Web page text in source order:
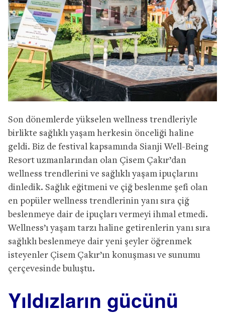
Son dönemlerde yükselen wellness trendleriyle
birlikte sağlıklı yaşam herkesin önceliği haline
geldi. Biz de festival kapsamında Sianji Well-Being
Resort uzmanlarından olan Çisem Çakır’dan
wellness trendlerini ve sağlıklı yaşam ipuçlarını
dinledik. Sağlık eğitmeni ve çiğ beslenme şefi olan
en popüler wellness trendlerinin yanı sıra çiğ
beslenmeye dair de ipuçları vermeyi ihmal etmedi.
Wellness’ı yaşam tarzı haline getirenlerin yanı sıra
sağlıklı beslenmeye dair yeni şeyler öğrenmek
isteyenler Çisem Çakır’ın konuşması ve sunumu
çerçevesinde buluştu.
Yıldızların gücünü